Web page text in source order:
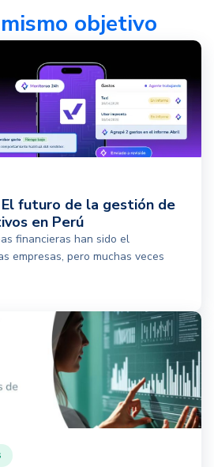
objetivo
futuro de la gestión de
en Perú
financieras han sido el
empresas, pero muchas veces